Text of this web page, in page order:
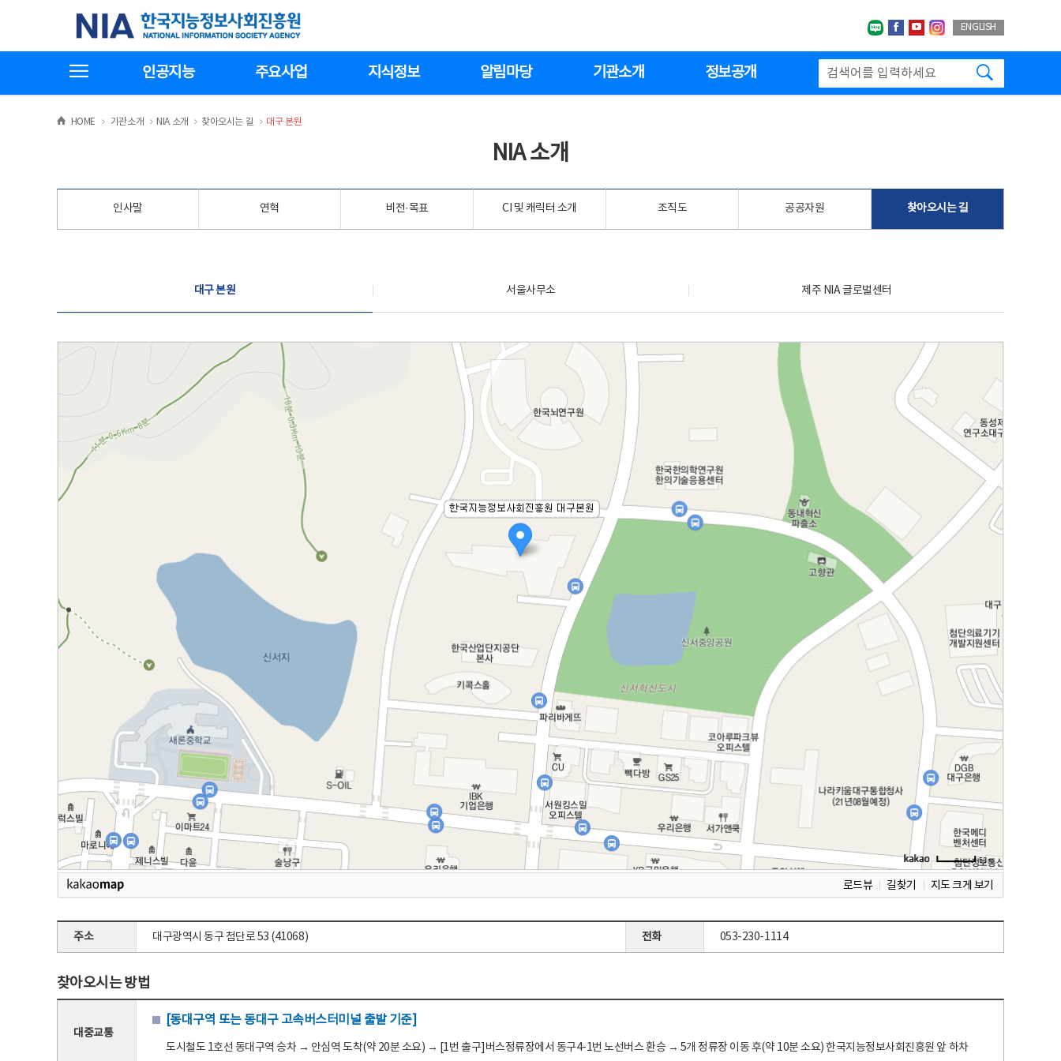
기
한국지능정보사회진흥원
네이버블로그
페이스북
유투브인스타그랩
ENGLISH
인공지능 주요사업 지식정보 알림마당 기관소개 정보공개
HOME >
기관소개 >NIA 소개 >
찾아오시는 길 >
대구 본원
NIA 소개
인사말 연혁 비전·목표 CI 및 캐릭터 소개 조직도 공공자원 찾아오시는 길
대구 본원 서울사무소 제주 NIA 글로벌센터
로드뷰 길찾기 지도 크게 보기
주소 대구광역시 동구 첨단로 53 (41068) 전화 053-230-1114
찾아오시는 방법
대중교통
[동대구역 또는 동대구 고속버스터미널 출발 기준]
도시철도 1호선 동대구역 승차 → 안심역 도착(약 20분 소요) → [1번 출구]버스정류장에서 동구4-1번 노선버스 환승 → 5개 정류장 이동 후(약 10분 소요) 한국지능정보사회진흥원 앞 하차